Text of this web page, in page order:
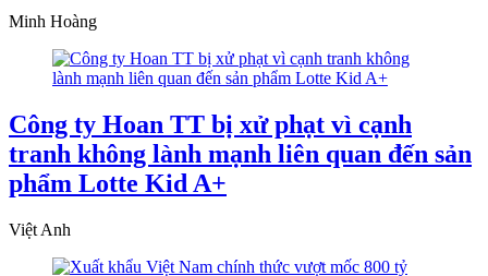
Minh Hoàng
Công ty Hoan TT bị xử phạt vì cạnh
tranh không lành mạnh liên quan đến sản
phẩm Lotte Kid A+
Việt Anh